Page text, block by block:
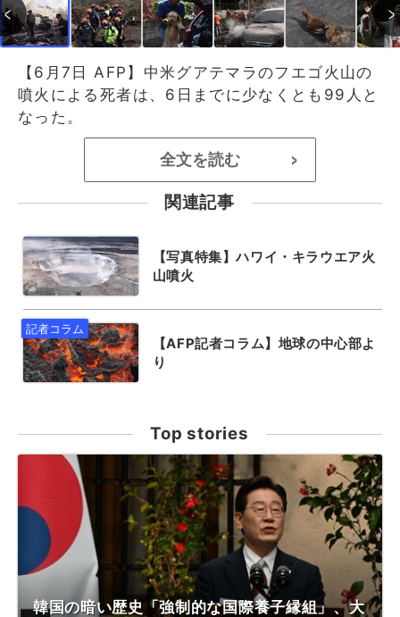
【6月7日 AFP】中米グアテマラのフエゴ火山の
噴火による死者は、6日までに少なくとも99人と
なった。
全文を読む >
関連記事
【写真特集】ハワイ・キラウエア火
山噴火
【AFP記者コラム】地球の中心部よ
り
Top stories
韓国の暗い歴史「強制的な国際養子縁組」、大